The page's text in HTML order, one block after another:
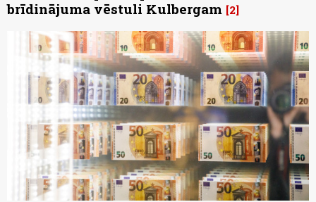
brīdinājuma vēstuli Kulbergam 2